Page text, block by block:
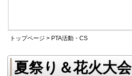
トップページ > PTA活動・CS
夏祭り＆花火大会